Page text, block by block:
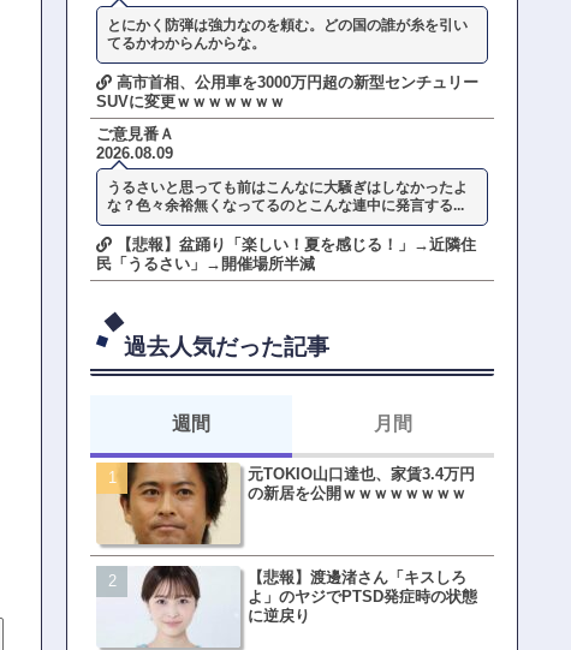
とにかく防弾は強力なのを頼む。どの国の誰が糸を引い
てるかわからんからな。
高市首相、公用車を3000万円超の新型センチュリー
SUVに変更ｗｗｗｗｗｗｗ
ご意見番Ａ
2026.08.09
うるさいと思っても前はこんなに大騒ぎはしなかったよ
な？色々余裕無くなってるのとこんな連中に発言する...
【悲報】盆踊り「楽しい！夏を感じる！」→近隣住
民「うるさい」→開催場所半減
過去人気だった記事
週間
元TOKIO山口達也、家賃3.4万円
の新居を公開ｗｗｗｗｗｗｗｗ
【悲報】渡邊渚さん「キスしろ
よ」のヤジでPTSD発症時の状態
に逆戻り
月間
【悲報】東京着く前にHP尽
方民ｗｗｗ移動だけで瀕死
【ファーw】水着女子さん
オッサン盗撮してる…通報